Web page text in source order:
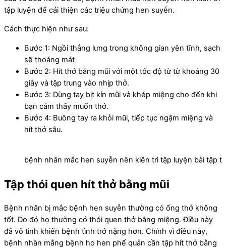
tập luyện để cải thiện các triệu chứng hen suyễn.
Cách thực hiện như sau:
Bước 1: Ngồi thẳng lưng trong không gian yên tĩnh, sạch
sẽ thoáng mát
Bước 2: Hít thở bằng mũi với một tốc độ từ từ khoảng 30
giây và tập trung vào nhịp thở.
Bước 3: Dùng tay bịt kín mũi và khép miệng cho đến khi
bạn cảm thấy muốn thở.
Bước 4: Buông tay ra khỏi mũi, tiếp tục ngậm miệng và
hít thở sâu.
bệnh nhân mắc hen suyễn nên kiên trì tập luyện bài tập
Tập thói quen hít thở bằng mũi
Bệnh nhân bị mắc bệnh hen suyễn thường có ống thở không
tốt. Do đó họ thường có thói quen thở bằng miệng. Điều này
đã vô tình khiến bệnh tình trở nặng hơn. Chính vì điều này,
bệnh nhân mắng bệnh ho hen phế quản cần tập hít thở bằng